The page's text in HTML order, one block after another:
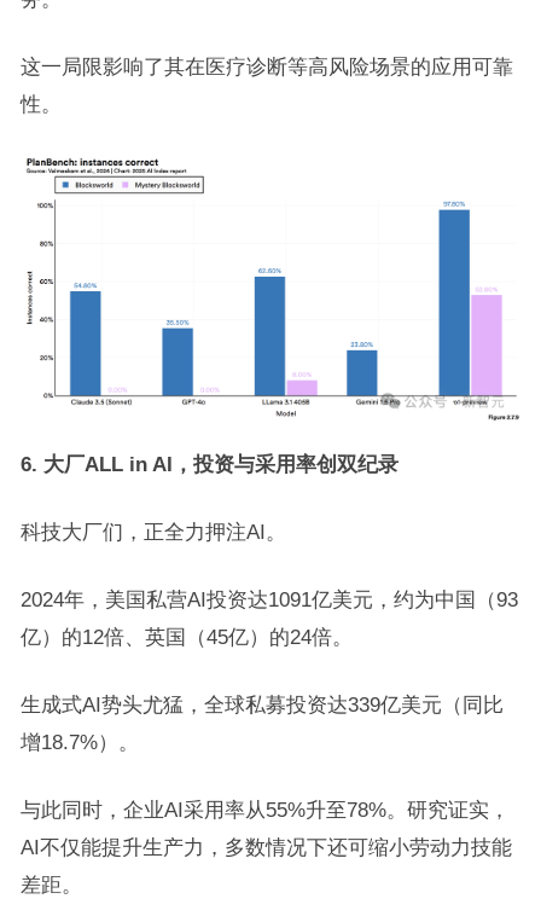
这一局限影响了其在医疗诊断等高风险场景的应用可靠
性。
6. 大厂ALL in AI，投资与采用率创双纪录
科技大厂们，正全力押注AI。
2024年，美国私营AI投资达1091亿美元，约为中国（93
亿）的12倍、英国（45亿）的24倍。
生成式AI势头尤猛，全球私募投资达339亿美元（同比
增18.7%）。
与此同时，企业AI采用率从55%升至78%。研究证实，
AI不仅能提升生产力，多数情况下还可缩小劳动力技能
差距。